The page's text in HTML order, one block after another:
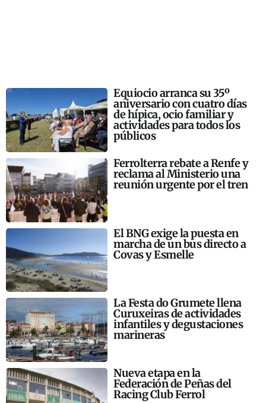
Equiocio arranca su 35º
aniversario con cuatro días
de hípica, ocio familiar y
actividades para todos los
públicos
Ferrolterra rebate a Renfe y
reclama al Ministerio una
reunión urgente por el tren
El BNG exige la puesta en
marcha de un bus directo a
Covas y Esmelle
La Festa do Grumete llena
Curuxeiras de actividades
infantiles y degustaciones
marineras
Nueva etapa en la
Federación de Peñas del
Racing Club Ferrol